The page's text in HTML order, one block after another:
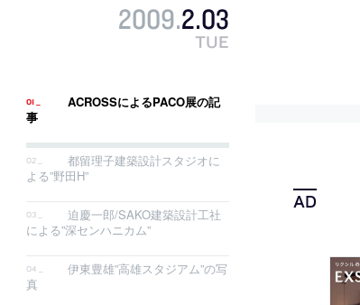
2009.2.03
TUE
ACROSSによるPACO展の記
事
都留理子建築設計スタジオに
よる”野田H”
迫慶一郎/SAKO建築設計工社
による”深センハニカム”
伊東豊雄”高雄スタジアム”の写
真